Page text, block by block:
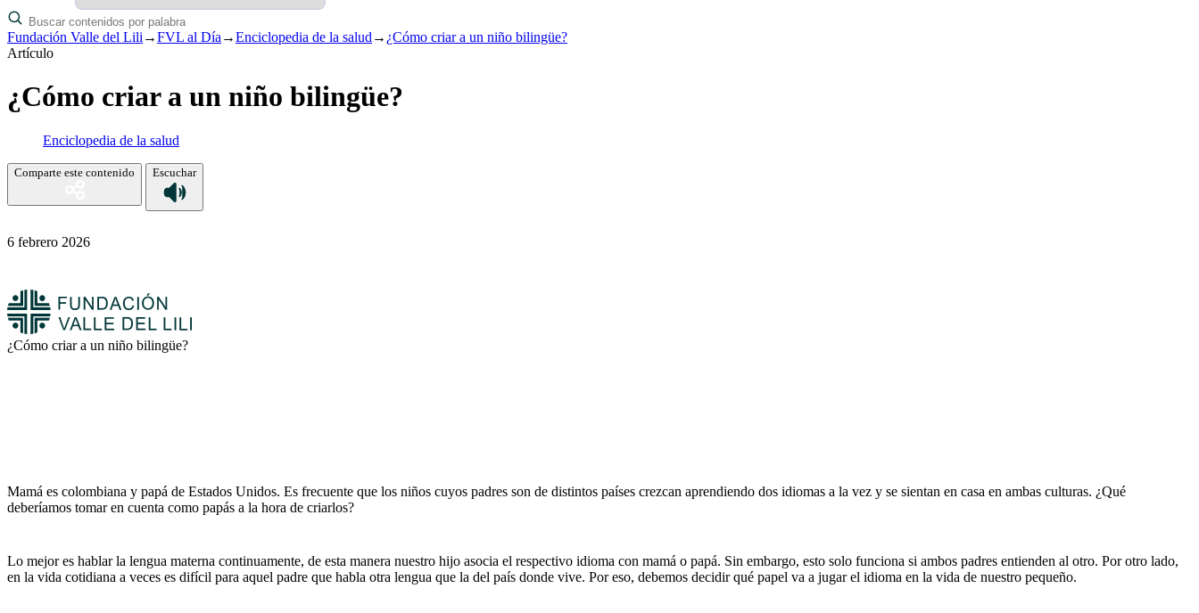
Fundación Valle del Lili →FVL al Día →Enciclopedia de la salud → ¿Cómo criar a un niño bilingüe?
Artículo
¿Cómo criar a un niño bilingüe?
Enciclopedia de la salud
Comparte este contenido Escuchar
6 febrero 2026
¿Cómo criar a un niño bilingüe?
Mamá es colombiana y papá de Estados Unidos. Es frecuente que los niños cuyos padres son de distintos países crezcan aprendiendo dos idiomas a la vez y se sientan en casa en ambas culturas. ¿Qué
deberíamos tomar en cuenta como papás a la hora de criarlos?
Lo mejor es hablar la lengua materna continuamente, de esta manera nuestro hijo asocia el respectivo idioma con mamá o papá. Sin embargo, esto solo funciona si ambos padres entienden al otro. Por otro lado,
en la vida cotidiana a veces es difícil para aquel padre que habla otra lengua que la del país donde vive. Por eso, debemos decidir qué papel va a jugar el idioma en la vida de nuestro pequeño.